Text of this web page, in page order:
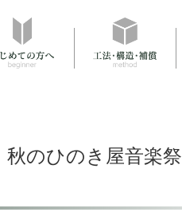
のひのき屋音楽祭